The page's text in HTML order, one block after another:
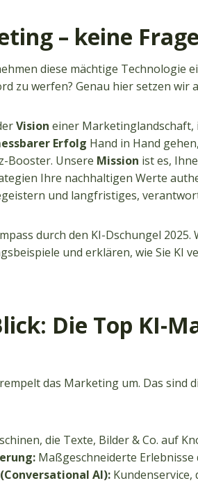
– keine Frage
diese mächtige Technologie
zu werfen? Genau hier setzen wir
Vision einer Marketinglandschaft,
Erfolg Hand in Hand
Booster. Unsere Mission ist es,
Ihre nachhaltigen Werte
und langfristiges,
durch den KI-Dschungel
und erklären, wie Sie KI
Die Top KI-
das Marketing um. Das sind
die Texte, Bilder & Co. auf
Maßgeschneiderte
AI):